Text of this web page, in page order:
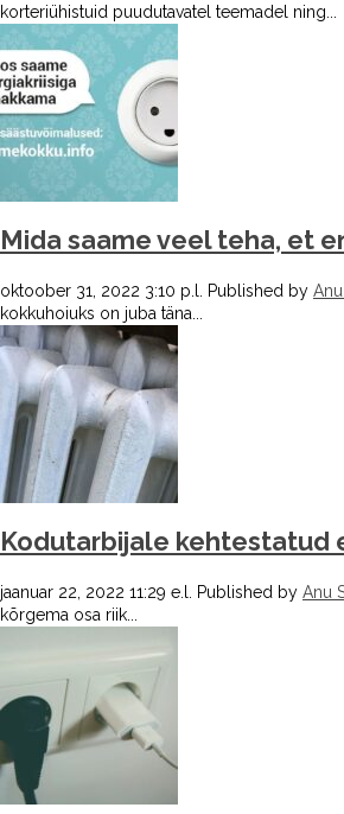
korteriühistuid puudutavatel teemadel ning...
Mida saame veel teha, et
oktoober 31, 2022 3:10 p.l. Published by
kokkuhoiuks on juba täna...
Kodutarbijale kehtestatud
jaanuar 22, 2022 11:29 e.l. Published by Anu
kõrgema osa riik...